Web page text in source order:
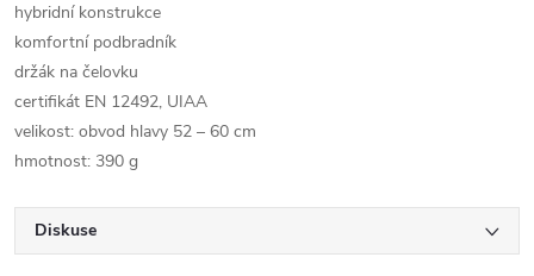
hybridní konstrukce
komfortní podbradník
držák na čelovku
certifikát EN 12492, UIAA
velikost: obvod hlavy 52 – 60 cm
hmotnost: 390 g
Diskuse